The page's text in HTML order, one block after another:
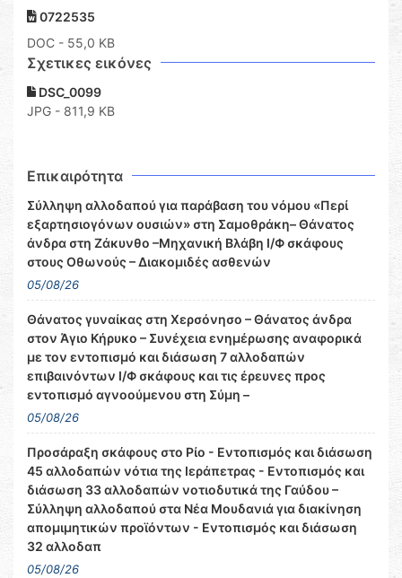
0722535
DOC - 55,0 KB
Σχετικες εικόνες
DSC_0099
JPG - 811,9 KB
Επικαιρότητα
Σύλληψη αλλοδαπού για παράβαση του νόμου «Περί
εξαρτησιογόνων ουσιών» στη Σαμοθράκη– Θάνατος
άνδρα στη Ζάκυνθο –Μηχανική Βλάβη Ι/Φ σκάφους
στους Οθωνούς – Διακομιδές ασθενών
05/08/26
Θάνατος γυναίκας στη Χερσόνησο – Θάνατος άνδρα
στον Άγιο Κήρυκο – Συνέχεια ενημέρωσης αναφορικά
με τον εντοπισμό και διάσωση 7 αλλοδαπών
επιβαινόντων Ι/Φ σκάφους και τις έρευνες προς
εντοπισμό αγνοούμενου στη Σύμη –
05/08/26
Προσάραξη σκάφους στο Ρίο - Εντοπισμός και διάσωση
45 αλλοδαπών νότια της Ιεράπετρας - Εντοπισμός και
διάσωση 33 αλλοδαπών νοτιοδυτικά της Γαύδου –
Σύλληψη αλλοδαπού στα Νέα Μουδανιά για διακίνηση
απομιμητικών προϊόντων - Εντοπισμός και διάσωση
32 αλλοδαπ
05/08/26